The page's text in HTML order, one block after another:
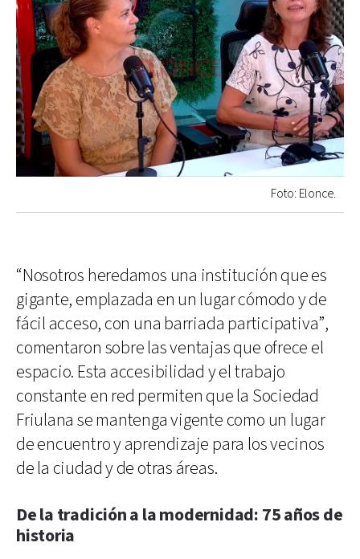
Foto: Elonce.
“Nosotros heredamos una institución que es
gigante, emplazada en un lugar cómodo y de
fácil acceso, con una barriada participativa”,
comentaron sobre las ventajas que ofrece el
espacio. Esta accesibilidad y el trabajo
constante en red permiten que la Sociedad
Friulana se mantenga vigente como un lugar
de encuentro y aprendizaje para los vecinos
de la ciudad y de otras áreas.
De la tradición a la modernidad: 75 años de
historia